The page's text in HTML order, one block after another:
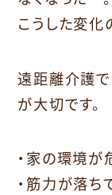
こうした変化
遠距離介護で
が大切です。
・家の環境が
・筋力が落ち